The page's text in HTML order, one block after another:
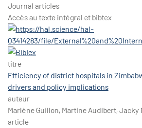
Journal articles
Accès au texte intégral et bibtex
titre
Efficiency of district hospitals in
drivers and policy implications
auteur
Marlène Guillon, Martine Audibert, Jacky
article